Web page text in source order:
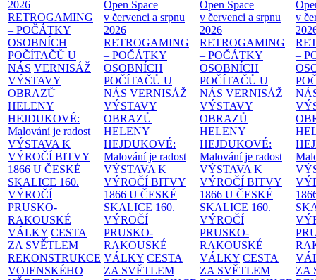
2026
RETROGAMING
– POČÁTKY
OSOBNÍCH
POČÍTAČŮ U
NÁS VERNISÁŽ
VÝSTAVY
OBRAZŮ
HELENY
HEJDUKOVÉ:
Malování je radost
VÝSTAVA K
VÝROČÍ BITVY
1866 U ČESKÉ
SKALICE 160.
VÝROČÍ
PRUSKO-
RAKOUSKÉ
VÁLKY CESTA
ZA SVĚTLEM
REKONSTRUKCE
VOJENSKÉHO
Open Space
v červenci a srpnu
2026
RETROGAMING
– POČÁTKY
OSOBNÍCH
POČÍTAČŮ U
NÁS VERNISÁŽ
VÝSTAVY
OBRAZŮ
HELENY
HEJDUKOVÉ:
Malování je radost
VÝSTAVA K
VÝROČÍ BITVY
1866 U ČESKÉ
SKALICE 160.
VÝROČÍ
PRUSKO-
RAKOUSKÉ
VÁLKY CESTA
ZA SVĚTLEM
Open Space
v červenci a srpnu
2026
RETROGAMING
– POČÁTKY
OSOBNÍCH
POČÍTAČŮ U
NÁS VERNISÁŽ
VÝSTAVY
OBRAZŮ
HELENY
HEJDUKOVÉ:
Malování je radost
VÝSTAVA K
VÝROČÍ BITVY
1866 U ČESKÉ
SKALICE 160.
VÝROČÍ
PRUSKO-
RAKOUSKÉ
VÁLKY CESTA
ZA SVĚTLEM
v
–
ZA